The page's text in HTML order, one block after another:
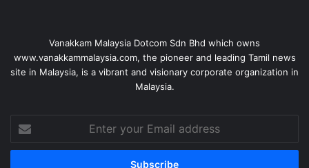
Vanakkam Malaysia Dotcom Sdn Bhd which owns
www.vanakkammalaysia.com, the pioneer and leading Tamil news
site in Malaysia, is a vibrant and visionary corporate organization in
Malaysia.
your
Email